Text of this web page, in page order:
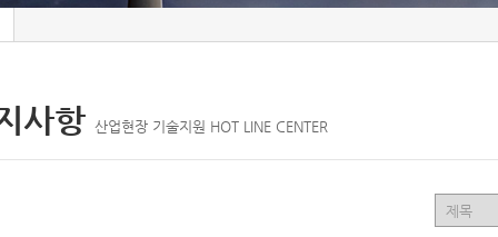
사항 산업현장 기술지원 HOT LINE CENTER